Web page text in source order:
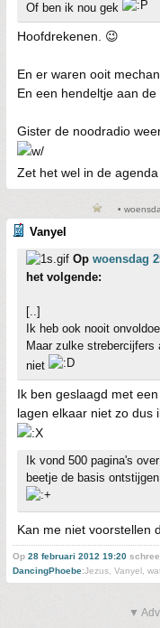
Of ben ik nou gek
Hoofdrekenen. 😉
En er waren ooit
En een hendeltje aan de
Gister de noodradio
Zet het wel in de
•
Vanyel
Op woensdag
het volgende:
[..]
Ik heb ook nooit
Maar zulke strebercijfers
niet
Ik ben geslaagd met
lagen elkaar niet zo dus
Ik vond 500 pagina's
beetje de basis
Kan me niet voorstellen
Op 28 februari 2012 19:20
DancingPhoebe:Jezus, Vanyel,
▼